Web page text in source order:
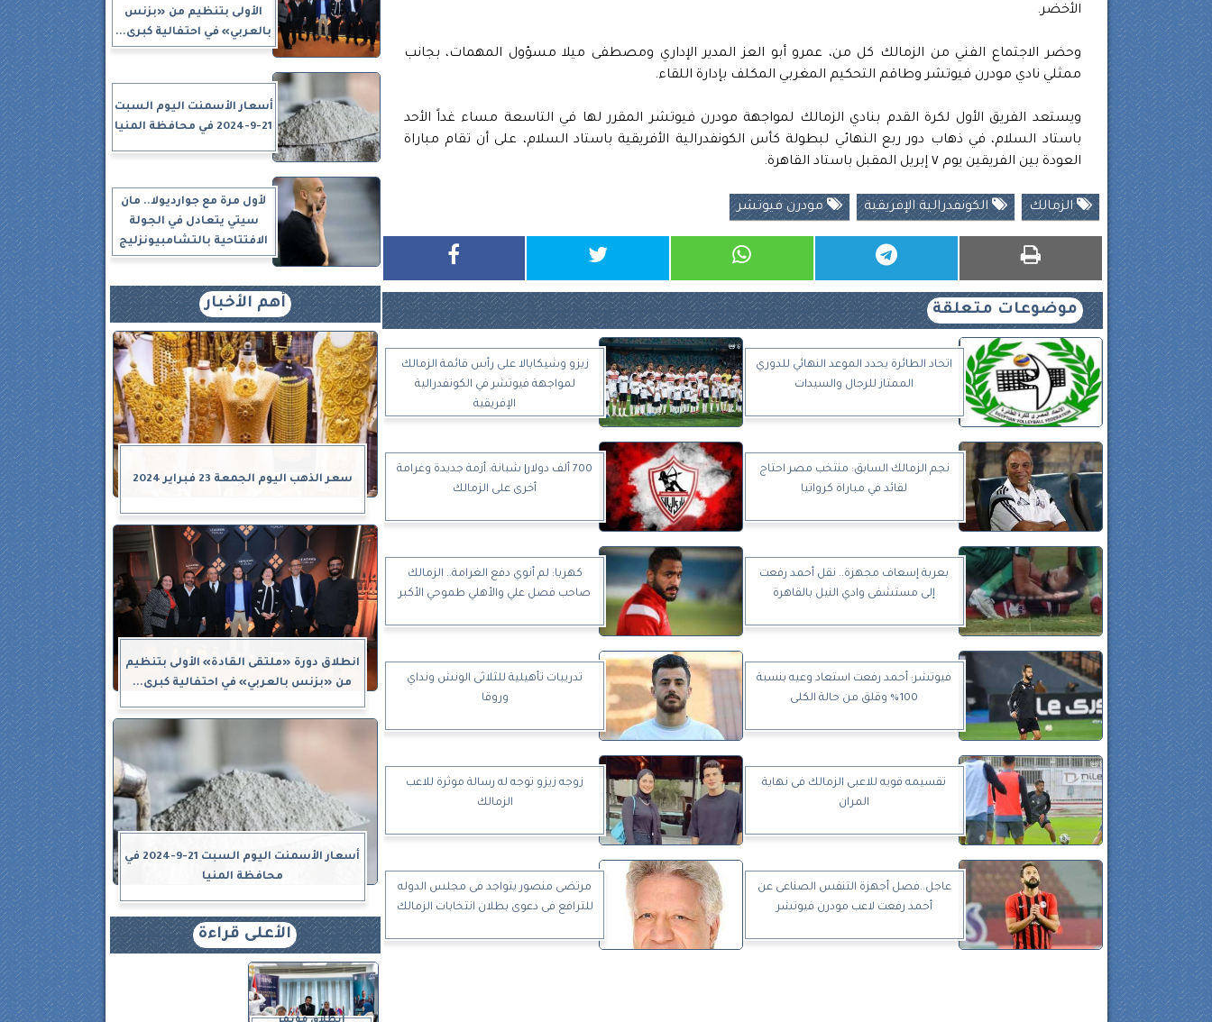
الأخضر.
وحضر الاجتماع الفني من الزمالك كل من، عمرو أبو العز المدير الإداري ومصطفى ميلا مسؤول المهمات، بجانب
ممثلي نادي مودرن فيوتشر وطاقم التحكيم المغربي المكلف بإدارة اللقاء.
ويستعد الفريق الأول لكرة القدم بنادي الزمالك لمواجهة مودرن فيوتشر المقرر لها في التاسعة مساء غداً الأحد
باستاد السلام، في ذهاب دور ربع النهائي لبطولة كأس الكونفدرالية الأفريقية باستاد السلام، على أن تقام مباراة
العودة بين الفريقين يوم ٧ إبريل المقبل باستاد القاهرة.
الزمالك الكونفدرالية الإفريقية مودرن فيوتشر
موضوعات متعلقة
اتحاد الطائرة يحدد الموعد النهائي للدوري
الممتاز للرجال والسيدات
زيزو وشيكابالا على رأس قائمة الزمالك
لمواجهة فيوتشر في الكونفدرالية
الإفريقية
نجم الزمالك السابق: منتخب مصر احتاج
لقائد في مباراة كرواتيا
700 ألف دولار| شبانة: أزمة جديدة وغرامة
أخرى على الزمالك
بعربة إسعاف مجهزة.. نقل أحمد رفعت
إلى مستشفى وادي النيل بالقاهرة
كهربا: لم أنوي دفع الغرامة.. الزمالك
صاحب فصل علي والأهلي طموحي الأكبر
فيوتشر: أحمد رفعت استعاد وعيه بنسبة
100% وقلق من حالة الكلى
تدريبات تأهيلية للثلاثى الونش ونداي
وروقا
تقسيمه قويه للاعبى الزمالك فى نهاية
المران
زوجه زيزو توجه له رسالة موثرة للاعب
الزمالك
عاجل..فصل أجهزة التنفس الصناعى عن
أحمد رفعت لاعب مودرن فيوتشر
مرتضى منصور يتواجد فى مجلس الدوله
للترافع فى دعوى بطلان انتخابات الزمالك
الأولى بتنظيم من «بزنس
بالعربي» في احتفالية كبرى...
أسعار الأسمنت اليوم السبت
21-9-2024 في محافظة المنيا
لأول مرة مع جوارديولا.. مان
سيتي يتعادل في الجولة
الافتتاحية بالتشامبيونزليج
أهم الأخبار
سعر الذهب اليوم الجمعة 23 فبراير 2024
انطلاق دورة «ملتقى القادة» الأولى بتنظيم
من «بزنس بالعربي» في احتفالية كبرى...
أسعار الأسمنت اليوم السبت 21-9-2024 في
محافظة المنيا
الأعلى قراءة
انطلاق مؤتمر